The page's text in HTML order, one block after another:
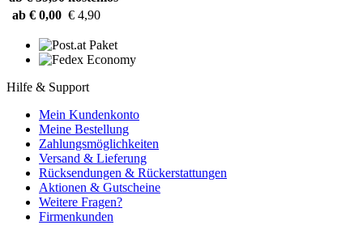
ab € 0,00 € 4,90
Hilfe & Support
Mein Kundenkonto
Meine Bestellung
Zahlungsmöglichkeiten
Versand & Lieferung
Rücksendungen & Rückerstattungen
Aktionen & Gutscheine
Weitere Fragen?
Firmenkunden